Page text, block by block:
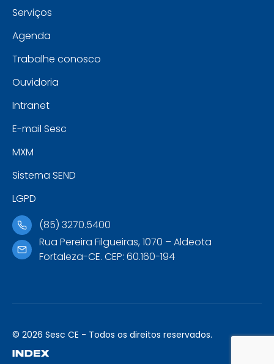
Serviços
Agenda
Trabalhe conosco
Ouvidoria
Intranet
E-mail Sesc
MXM
Sistema SEND
LGPD
(85) 3270.5400
Rua Pereira Filgueiras, 1070 – Aldeota
Fortaleza-CE. CEP: 60.160-194
© 2026 Sesc CE - Todos os direitos reservados.